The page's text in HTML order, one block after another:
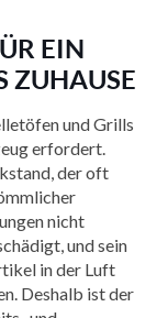
EIN
ZUHAUSE
und Grills
erfordert.
der oft
nicht
und sein
in der Luft
Deshalb ist der